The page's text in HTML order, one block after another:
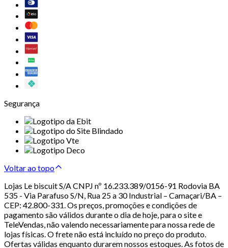
Segurança
Voltar ao topo
Lojas Le biscuit S/A CNPJ nº 16.233.389/0156-91 Rodovia BA
535 - Via Parafuso S/N, Rua 25 a 30 Industrial – Camaçari/BA –
CEP: 42.800-331. Os preços, promoções e condições de
pagamento são válidos durante o dia de hoje, para o site e
TeleVendas, não valendo necessariamente para nossa rede de
lojas físicas. O frete não está incluído no preço do produto.
Ofertas válidas enquanto durarem nossos estoques. As fotos de